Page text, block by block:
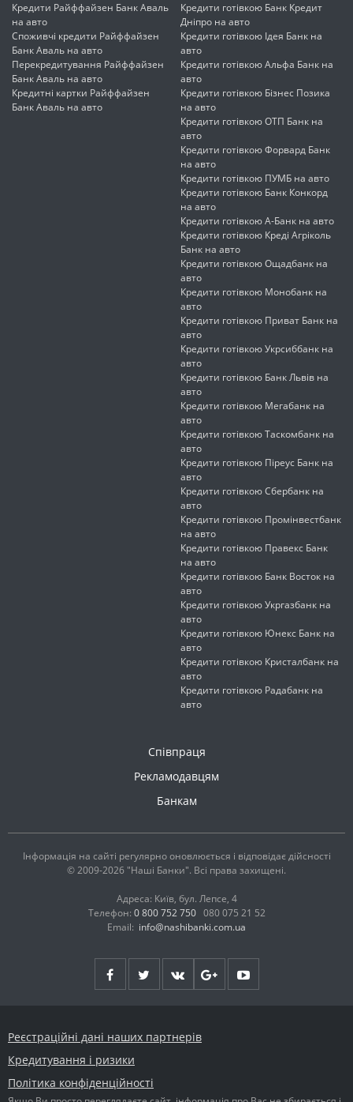
Кредити Райффайзен Банк Аваль
на авто
Споживчі кредити Райффайзен
Банк Аваль на авто
Перекредитування Райффайзен
Банк Аваль на авто
Кредитні картки Райффайзен
Банк Аваль на авто
Кредити готівкою Банк Кредит
Дніпро на авто
Кредити готівкою Ідея Банк на
авто
Кредити готівкою Альфа Банк на
авто
Кредити готівкою Бізнес Позика
на авто
Кредити готівкою ОТП Банк на
авто
Кредити готівкою Форвард Банк
на авто
Кредити готівкою ПУМБ на авто
Кредити готівкою Банк Конкорд
на авто
Кредити готівкою А-Банк на авто
Кредити готівкою Креді Агріколь
Банк на авто
Кредити готівкою Ощадбанк на
авто
Кредити готівкою Монобанк на
авто
Кредити готівкою Приват Банк на
авто
Кредити готівкою Укрсиббанк на
авто
Кредити готівкою Банк Львів на
авто
Кредити готівкою Мегабанк на
авто
Кредити готівкою Таскомбанк на
авто
Кредити готівкою Піреус Банк на
авто
Кредити готівкою Сбербанк на
авто
Кредити готівкою Промінвестбанк
на авто
Кредити готівкою Правекс Банк
на авто
Кредити готівкою Банк Восток на
авто
Кредити готівкою Укргазбанк на
авто
Кредити готівкою Юнекс Банк на
авто
Кредити готівкою Кристалбанк на
авто
Кредити готівкою Радабанк на
авто
Співпраця
Рекламодавцям
Банкам
Інформація на сайті регулярно оновлюється і відповідає дійсності
© 2009-2026 "Наші Банки". Всі права захищені.
Адреса: Київ, бул. Лепсе, 4
Телефон: 0 800 752 750 080 075 21 52
Email: info@nashibanki.com.ua
Реєстраційні дані наших партнерів
Кредитування і ризики
Політика конфіденційності